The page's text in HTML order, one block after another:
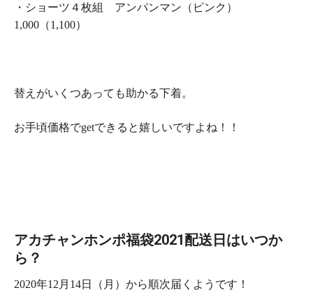
・ショーツ４枚組 アンパンマン（ピンク）
1,000（1,100）
替えがいくつあっても助かる下着。
お手頃価格でgetできると嬉しいですよね！！
アカチャンホンポ福袋2021配送日はいつか
ら？
2020年12月14日（月） から順次届くようです！